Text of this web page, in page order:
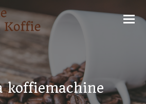
koffiemachine